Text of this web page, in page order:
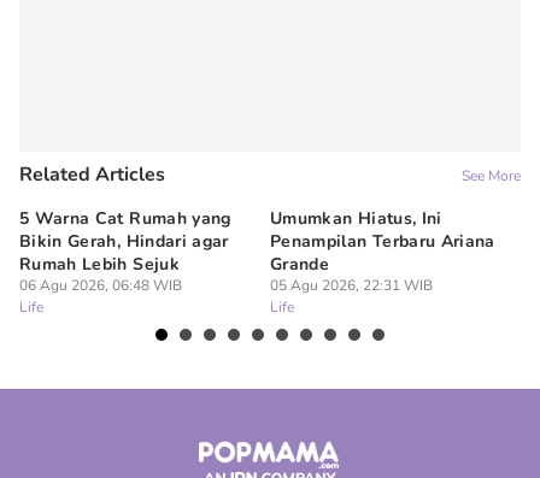
Related Articles See More
5 Warna Cat Rumah yang
Bikin Gerah, Hindari agar
Rumah Lebih Sejuk
06 Agu 2026, 06:48 WIB
Life
Umumkan Hiatus, Ini
Penampilan Terbaru Ariana
Grande
05 Agu 2026, 22:31 WIB
Life